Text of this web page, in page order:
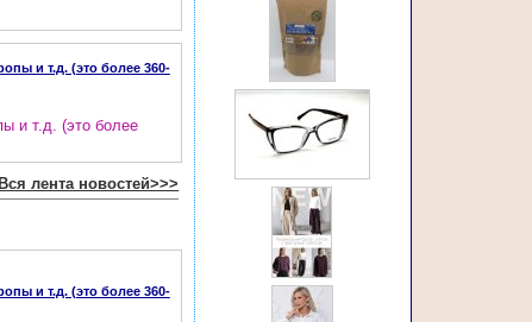
и т.д. (это более 360-
и т.д. (это более
Вся лента новостей>>>
и т.д. (это более 360-